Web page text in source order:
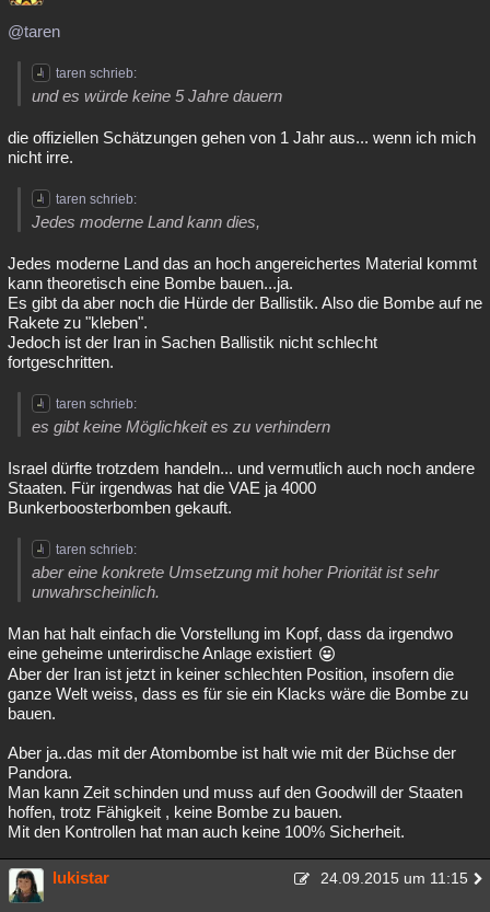
@taren
taren schrieb:
und es würde keine 5 Jahre dauern
die offiziellen Schätzungen gehen von 1 Jahr aus... wenn ich mich
nicht irre.
taren schrieb:
Jedes moderne Land kann dies,
Jedes moderne Land das an hoch angereichertes Material kommt
kann theoretisch eine Bombe bauen...ja.
Es gibt da aber noch die Hürde der Ballistik. Also die Bombe auf ne
Rakete zu "kleben".
Jedoch ist der Iran in Sachen Ballistik nicht schlecht
fortgeschritten.
taren schrieb:
es gibt keine Möglichkeit es zu verhindern
Israel dürfte trotzdem handeln... und vermutlich auch noch andere
Staaten. Für irgendwas hat die VAE ja 4000
Bunkerboosterbomben gekauft.
taren schrieb:
aber eine konkrete Umsetzung mit hoher Priorität ist sehr
unwahrscheinlich.
Man hat halt einfach die Vorstellung im Kopf, dass da irgendwo
eine geheime unterirdische Anlage existiert
Aber der Iran ist jetzt in keiner schlechten Position, insofern die
ganze Welt weiss, dass es für sie ein Klacks wäre die Bombe zu
bauen.
Aber ja..das mit der Atombombe ist halt wie mit der Büchse der
Pandora.
Man kann Zeit schinden und muss auf den Goodwill der Staaten
hoffen, trotz Fähigkeit , keine Bombe zu bauen.
Mit den Kontrollen hat man auch keine 100% Sicherheit.
lukistar 24.09.2015 um 11:15